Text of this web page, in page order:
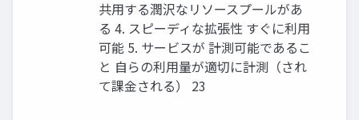
共用する潤沢なリソースプールがあ
る 4. スピーディな拡張性 すぐに利用
可能 5. サービスが 計測可能であるこ
と 自らの利用量が適切に計測（され
て課金される） 23